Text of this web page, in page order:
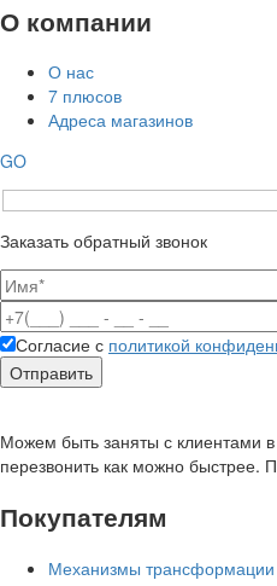
О компании
О нас
7 плюсов
Адреса магазинов
GO
Заказать обратный звонок
Согласие с политикой
Можем быть заняты с клиентами
перезвонить как можно быстрее.
Покупателям
Механизмы трансформации